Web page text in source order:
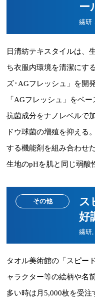
ー
繊研
日清紡テキスタイルは、
ち衣服内環境を清潔にす
ズ･AGフレッシュ」を開
「AGフレッシュ」をベ
抗菌成分をナノレベルで
ドウ球菌の増殖を抑える
する機能剤を組み合わせ
生地のpHを肌と同じ弱酸
その他
ス
好
繊研,
タオル美術館の「スピー
ャラクター等の絵柄や名
多い時は月5,000枚を受